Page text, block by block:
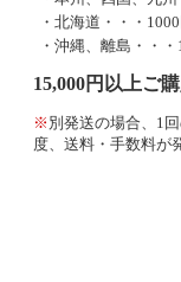
・北海道・・・
・沖縄、離島・・・
15,000円以上ご
※ 別発送の場合、1
度、送料・手数料が